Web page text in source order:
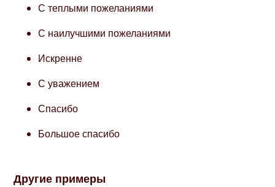
С теплыми пожеланиями
С наилучшими пожеланиями
Искренне
С уважением
Спасибо
Большое спасибо
Другие примеры